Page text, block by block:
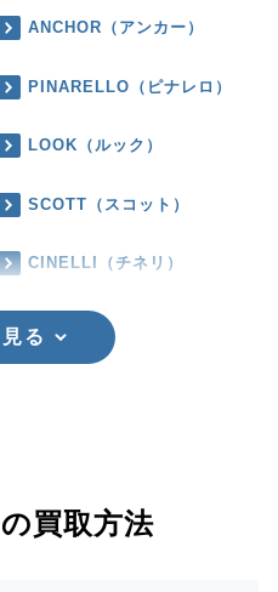
ANCHOR（アンカー）
PINARELLO（ピナレロ）
LOOK（ルック）
SCOTT（スコット）
CINELLI（チネリ）
る
買取方法